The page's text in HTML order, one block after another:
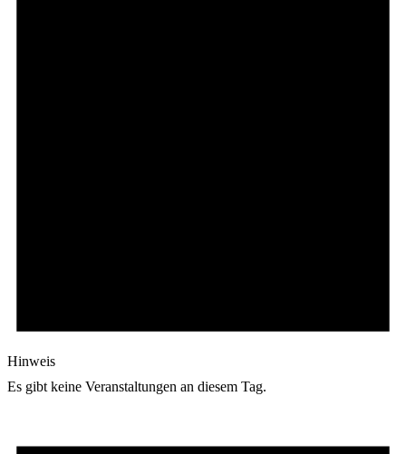
Hinweis
Es gibt keine Veranstaltungen an diesem Tag.